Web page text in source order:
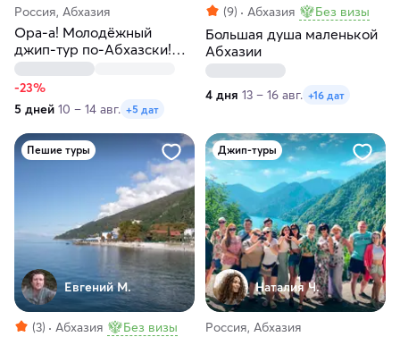
Россия, Абхазия
Ора-а! Молодёжный
джип-тур по-Абхазски!
Вход строго 12+
-23%
5 дней 10 – 14 авг. +5 дат
(9) Абхазия Без визы
Большая душа маленькой
Абхазии
4 дня 13 – 16 авг. +16 дат
Пешие туры
Евгений М.
(3) Абхазия Без визы
Джип-туры
Наталия Ч.
Россия, Абхазия